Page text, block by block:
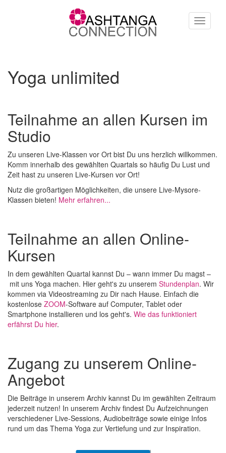
Toggle
Yoga unlimited
Teilnahme an allen Kursen im
Studio
Zu unseren Live-Klassen vor Ort bist Du uns herzlich willkommen.
Komm innerhalb des gewählten Quartals so häufig Du Lust und
Zeit hast zu unseren Live-Kursen vor Ort!
Nutz die großartigen Möglichkeiten, die unsere Live-Mysore-
Klassen bieten! Mehr erfahren...
Teilnahme an allen Online-
Kursen
In dem gewählten Quartal kannst Du – wann immer Du magst –
mit uns Yoga machen. Hier geht's zu unserem Stundenplan. Wir
kommen via Videostreaming zu Dir nach Hause. Einfach die
kostenlose ZOOM-Software auf Computer, Tablet oder
Smartphone installieren und los geht's. Wie das funktioniert
erfährst Du hier.
Zugang zu unserem Online-
Angebot
Die Beiträge in unserem Archiv kannst Du im gewählten Zeitraum
jederzeit nutzen! In unserem Archiv findest Du Aufzeichnungen
verschiedener Live-Sessions, Audiobeiträge sowie einige Infos
rund um das Thema Yoga zur Vertiefung und zur Inspiration.